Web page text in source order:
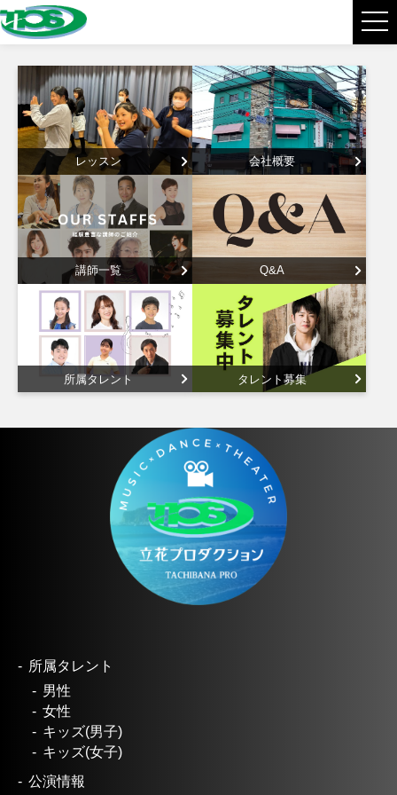
担当タグ:歌
レッスン 会社概要
講師一覧 Q&A
所属タレント タレント募集
所属タレント
男性
女性
キッズ(男子)
キッズ(女子)
公演情報